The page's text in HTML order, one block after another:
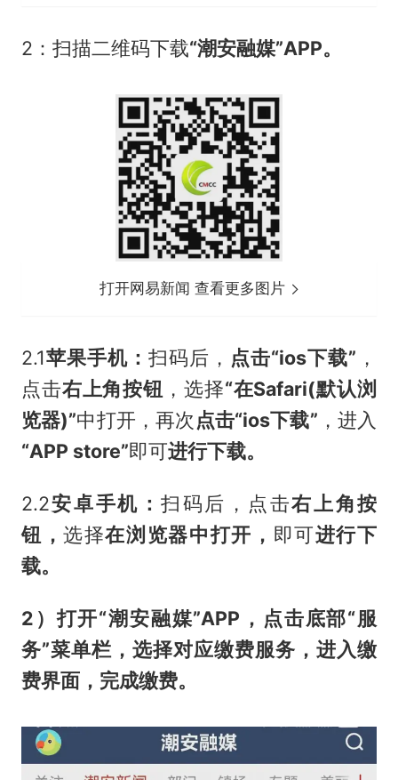
2：扫描二维码下载“潮安融媒”APP。
打开网易新闻 查看更多图片
2.1苹果手机： 扫码后， 点击“ios下载” ，
点击右上角按钮 ，选择“在Safari(默认浏
览器)”中打开，再次 点击“ios下载” ，进入
“APP store”即可进行下载。
2.2安卓手机：扫码后，点击右上角按
钮 ，选择在浏览器中打开， 即可进行下
载。
2）打开“潮安融媒”APP，点击底部“服
务”菜单栏，选择对应缴费服务，进入缴
费界面，完成缴费。